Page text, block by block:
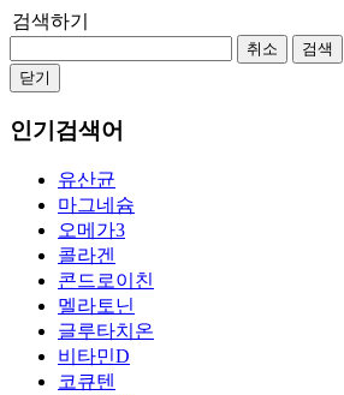
검색하기
취소
검색
닫기
인기검색어
유산균
마그네슘
오메가3
콜라겐
콘드로이친
멜라토닌
글루타치온
비타민D
코큐텐